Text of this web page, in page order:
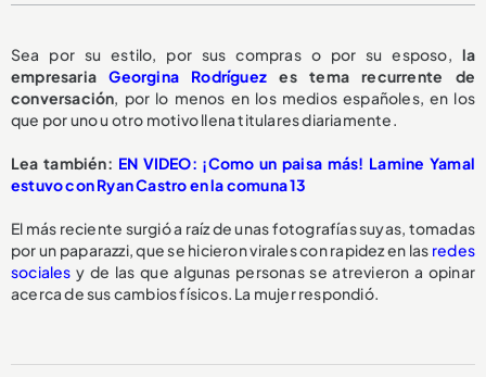
Sea por su estilo, por sus compras o por su esposo, la
empresariaGeorgina Rodríguez es tema recurrente de
conversación , por lo menos en los medios españoles, en los
que por uno u otro motivo llena titulares diariamente.
Lea también: EN VIDEO: ¡Como un paisa más! Lamine Yamal
estuvo con Ryan Castro en la comuna 13
El más reciente surgió a raíz de unas fotografías suyas, tomadas
por un paparazzi, que se hicieron virales con rapidez en las redes
sociales y de las que algunas personas se atrevieron a opinar
acerca de sus cambios físicos. La mujer respondió.